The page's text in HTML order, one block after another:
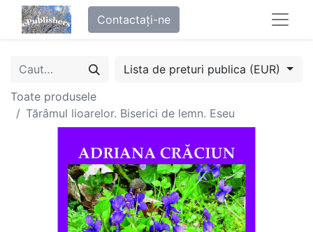
Contactați-ne
Lista de preturi publica (EUR)
Toate produsele
Tărâmul lioarelor. Biserici de lemn. Eseu